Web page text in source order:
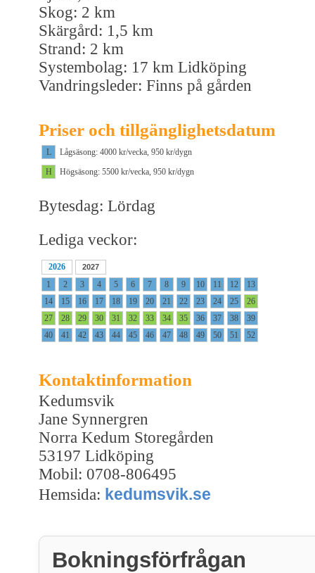
Skog: 2 km
Skärgård: 1,5 km
Strand: 2 km
Systembolag: 17 km Lidköping
Vandringsleder: Finns på gården
Priser och tillgänglighetsdatum
L
Lågsäsong: 4000 kr/vecka, 950 kr/dygn
H
Högsäsong: 5500 kr/vecka, 950 kr/dygn
Bytesdag: Lördag
Lediga veckor:
2026 2027
1 2 3 4 5 6 7 8 9 10 11 12
13
14
15 16 17 18 19 20 21 22 23 24 25
26
27
28 29 30 31 32 33 34 35 36 37 38
39
40
41 42 43 44 45 46 47 48 49 50 51 52
Kontaktinformation
Kedumsvik
Jane Synnergren
Norra Kedum Storegården
53197 Lidköping
Mobil: 0708-806495
Hemsida: kedumsvik.se
Bokningsförfrågan